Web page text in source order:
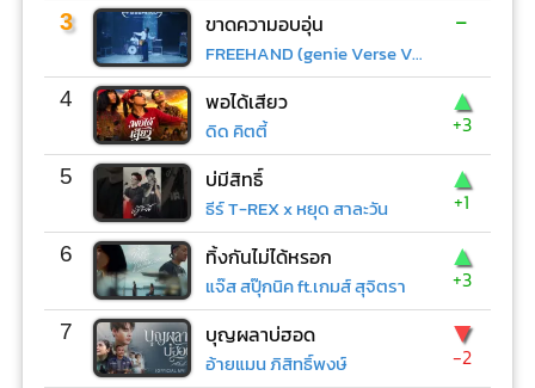
3 ขาดความอบอุ่น
FREEHAND (genie Verse Vol.1)
-
4 พอได้เสียว
ดิด คิตตี้
▲
+3
5 บ่มีสิทธิ์
ธีร์ T-REX x หยุด สาละวัน
▲
+1
6 ทิ้งกันไม่ได้หรอก
แจ๊ส สปุ๊กนิค ft.เกมส์ สุจิตรา
▲
+3
7 บุญผลาบ่ฮอด
อ้ายแมน ภิสิทธิ์พงษ์
▼
-2